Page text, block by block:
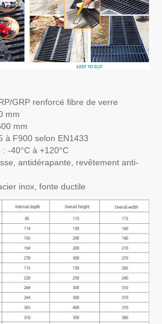
GRP renforcé fibre de verre
mm
mm
à F900 selon EN1433
-40°C à +120°C
antidérapante, revêtement anti-
inox, fonte ductile